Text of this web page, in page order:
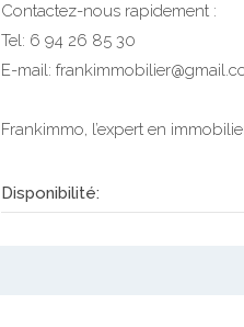
Contactez-nous rapidement :
Tel: 6 94 26 85 30
E-mail:
Frankimmo, l’expert en
Disponibilité: